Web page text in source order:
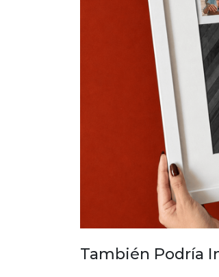
También Podría